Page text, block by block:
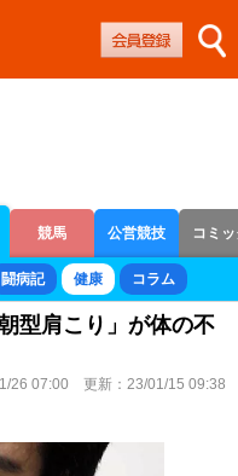
競馬 公営競技 コミ
闘病記 健康 コラム
型肩こり」が体の不
26 07:00 更新： 23/01/15 09:38